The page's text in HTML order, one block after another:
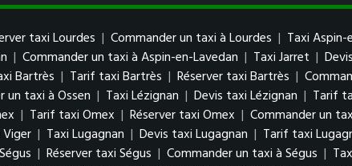
taxi Lourdes | Commander un taxi à Lourdes | Taxi Aspin-
| Commander un taxi à Aspin-en-Lavedan | Taxi Jarret |
Bartrès | Tarif taxi Bartrès | Réserver taxi Bartrès |
un taxi à Ossen | Taxi Lézignan | Devis taxi Lézignan | Tarif
| Tarif taxi Omex | Réserver taxi Omex | Commander un
| Taxi Lugagnan | Devis taxi Lugagnan | Tarif taxi
| Réserver taxi Ségus | Commander un taxi à Ségus |